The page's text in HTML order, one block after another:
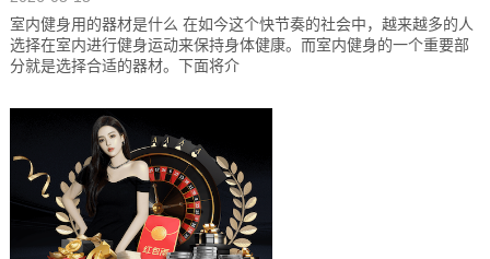
室内健身用的器材是什么 在如今这个快节奏的社会中，越来越多的人
选择在室内进行健身运动来保持身体健康。而室内健身的一个重要部
分就是选择合适的器材。下面将介